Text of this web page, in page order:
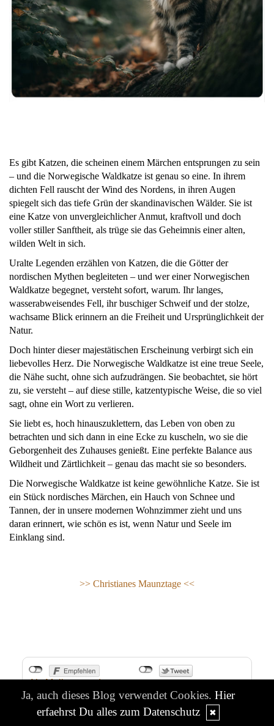
Es gibt Katzen, die scheinen einem Märchen entsprungen zu sein
– und die Norwegische Waldkatze ist genau so eine. In ihrem
dichten Fell rauscht der Wind des Nordens, in ihren Augen
spiegelt sich das tiefe Grün der skandinavischen Wälder. Sie ist
eine Katze von unvergleichlicher Anmut, kraftvoll und doch
voller stiller Sanftheit, als trüge sie das Geheimnis einer alten,
wilden Welt in sich.
Uralte Legenden erzählen von Katzen, die die Götter der
nordischen Mythen begleiteten – und wer einer Norwegischen
Waldkatze begegnet, versteht sofort, warum. Ihr langes,
wasserabweisendes Fell, ihr buschiger Schweif und der stolze,
wachsame Blick erinnern an die Freiheit und Ursprünglichkeit der
Natur.
Doch hinter dieser majestätischen Erscheinung verbirgt sich ein
liebevolles Herz. Die Norwegische Waldkatze ist eine treue Seele,
die Nähe sucht, ohne sich aufzudrängen. Sie beobachtet, sie hört
zu, sie versteht – auf diese stille, katzentypische Weise, die so viel
sagt, ohne ein Wort zu verlieren.
Sie liebt es, hoch hinauszuklettern, das Leben von oben zu
betrachten und sich dann in eine Ecke zu kuscheln, wo sie die
Geborgenheit des Zuhauses genießt. Eine perfekte Balance aus
Wildheit und Zärtlichkeit – genau das macht sie so besonders.
Die Norwegische Waldkatze ist keine gewöhnliche Katze. Sie ist
ein Stück nordisches Märchen, ein Hauch von Schnee und
Tannen, der in unsere modernen Wohnzimmer zieht und uns
daran erinnert, wie schön es ist, wenn Natur und Seele im
Einklang sind.
>> Christianes Maunztage <<
Als Mail versenden
26.11.2025, 05.39|(2/0) Kommentare(RSS) |TB |PL
Ja, auch dieses Blog verwendet Cookies. Hier
erfaehrst Du alles zum Datenschutz
✖